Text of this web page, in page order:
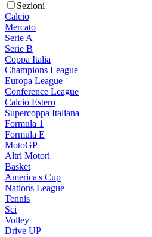
Sezioni
Calcio
Mercato
Serie A
Serie B
Coppa Italia
Champions League
Europa League
Conference League
Calcio Estero
Supercoppa Italiana
Formula 1
Formula E
MotoGP
Altri Motori
Basket
America's Cup
Nations League
Tennis
Sci
Volley
Drive UP